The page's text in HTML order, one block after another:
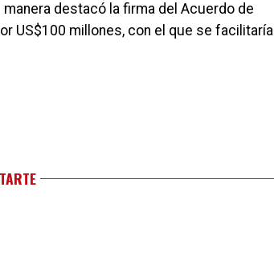
destacó la firma del Acuerdo de
US$100 millones, con el que se facilitaría